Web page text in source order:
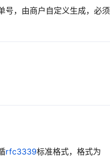
号，由商户自定义生成，必须
rfc3339标准格式，格式为